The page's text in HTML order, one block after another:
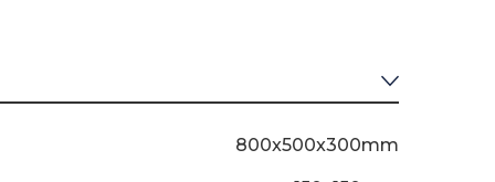
800x500x300mm